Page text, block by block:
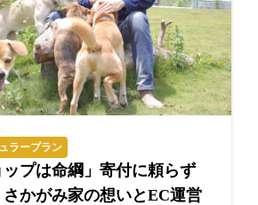
ラープラン
ップは命綱」寄付に頼らず
かがみ家の想いとEC運営